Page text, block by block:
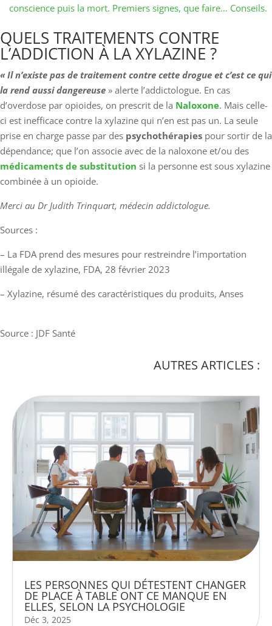
conscience puis la mort. Premiers signes, que faire… Conseils.
QUELS TRAITEMENTS CONTRE
L’ADDICTION À LA XYLAZINE ?
« Il n’existe pas de traitement contre cette drogue et c’est ce qui
la rend aussi dangereuse » alerte l’addictologue. En cas
d’overdose par opioides, on prescrit de la Naloxone. Mais celle-
ci est inefficace contre la xylazine qui n’en est pas un. La seule
prise en charge passe par des psychothérapies pour sortir de la
dépendance; que l’on associe avec de la naloxone et/ou des
médicaments de substitution si la personne est sous xylazine
combinée à un opioide.
Merci au Dr Judith Trinquart, médecin addictologue.
Sources :
– La FDA prend des mesures pour restreindre l’importation
illégale de xylazine, FDA, 28 février 2023
– Xylazine, résumé des caractéristiques du produits, Anses
Source : JDF Santé
AUTRES ARTICLES :
LES PERSONNES QUI DÉTESTENT CHANGER
DE PLACE À TABLE ONT CE MANQUE EN
ELLES, SELON LA PSYCHOLOGIE
Déc 3, 2025